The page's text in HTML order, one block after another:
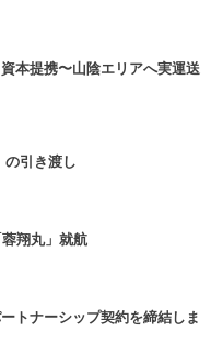
本提携〜山陰エリアへ実運送
の引き渡し
翔丸」就航
トナーシップ契約を締結しま